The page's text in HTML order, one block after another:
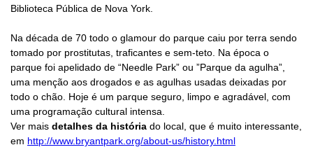
Biblioteca Pública de Nova York.
Na década de 70 todo o glamour do parque caiu por terra sendo
tomado por prostitutas, traficantes e sem-teto. Na época o
parque foi apelidado de “Needle Park” ou ”Parque da agulha”,
uma menção aos drogados e as agulhas usadas deixadas por
todo o chão. Hoje é um parque seguro, limpo e agradável, com
uma programação cultural intensa.
Ver mais detalhes da história do local, que é muito interessante,
em http://www.bryantpark.org/about-us/history.html